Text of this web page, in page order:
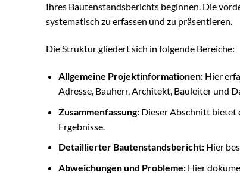
Ihres Bautenstandsberichts beginnen. Die
systematisch zu erfassen und zu präsentieren.
Die Struktur gliedert sich in folgende Bereiche:
Allgemeine Projektinformationen:Hier
Adresse, Bauherr, Architekt, Bauleiter und
Zusammenfassung:Dieser Abschnitt bietet
Ergebnisse.
Detaillierter Bautenstandsbericht:Hier
Abweichungen und Probleme:Hier